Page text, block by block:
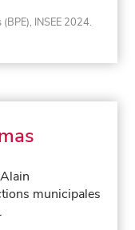
INSEE 2024.
municipales